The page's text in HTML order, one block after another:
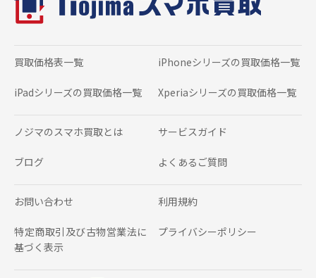
買取価格表一覧 iPhoneシリーズの 買取価格一覧
iPadシリーズの 買取価格一覧 Xperiaシリーズの 買取価格一覧
ノジマのスマホ買取とは サービスガイド
ブログ よくあるご質問
お問い合わせ 利用規約
特定商取引及び古物営業法に
基づく表示
プライバシーポリシー